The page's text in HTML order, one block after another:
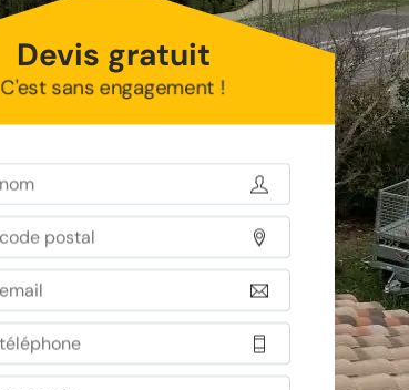
Devis gratuit
C'est sans engagement !